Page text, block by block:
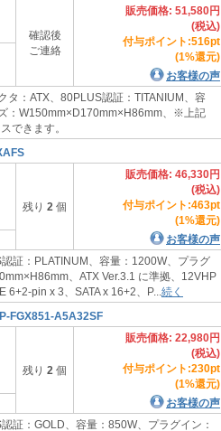
確認後
ご連絡
販売価格: 51,580円
(税込)
付与ポイント:516pt
(1%還元)
お客様の声
タ：ATX、80PLUS認証：TITANIUM、容
：W150mm×D170mm×H86mm、※上記
できます。
残り 2 個
販売価格: 46,330円
(税込)
付与ポイント:463pt
(1%還元)
お客様の声
証：PLATINUM、容量：1200W、プラグ
、ATX Ver.3.1 に準拠、12VHP
pin x 3、SATA x 16+2、P... 続く
FGX851-A5A32SF
残り 2 個
販売価格: 22,980円
(税込)
付与ポイント:230pt
(1%還元)
お客様の声
証：GOLD、容量：850W、プラグイン：